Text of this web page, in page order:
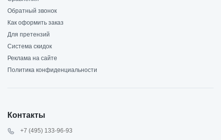
Обратный звонок
Как оформить заказ
Для претензий
Система скидок
Реклама на сайте
Политика конфиденциальности
Контакты
+7 (495) 133-96-93